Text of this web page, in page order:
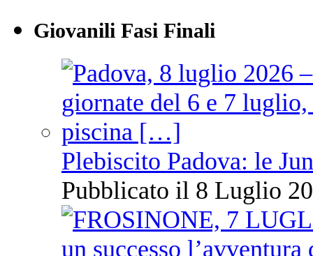
Giovanili Fasi Finali
Plebiscito Padova: le
Pubblicato il 8 Luglio